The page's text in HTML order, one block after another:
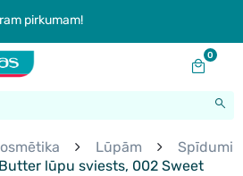
pirkumam!
0
Lūpām
Spīdumi
lūpu sviests, 002 Sweet